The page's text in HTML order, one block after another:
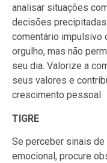
analisar situações
decisões
comentário impulsivo
orgulho, mas não
seu dia. Valorize a
seus valores e
crescimento pessoal.
TIGRE
Se perceber sinais
emocional, procure